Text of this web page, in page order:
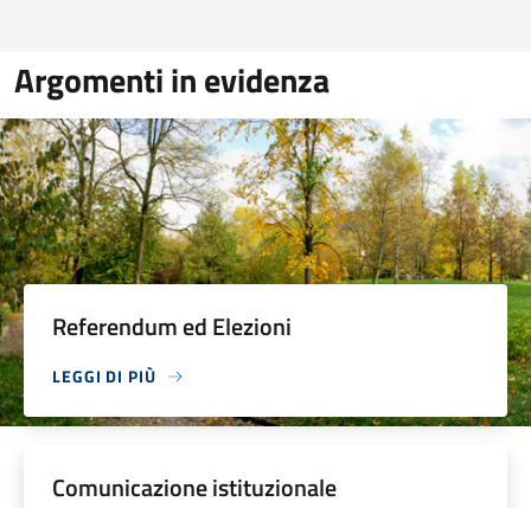
Argomenti in evidenza
Referendum ed Elezioni
LEGGI DI PIÙ
Comunicazione istituzionale